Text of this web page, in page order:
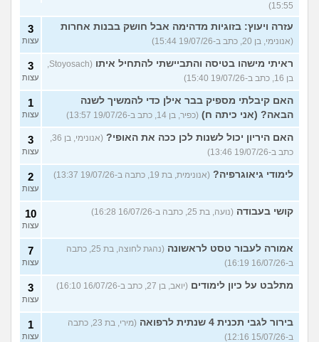
15:55)
עזרה ויעוץ: בזוגיות מדהימה אבל חושק בבנות אחרות
(אנונימי, בן 20, כתב ב-19/07/26 15:44)
3
עצות
ראיתי מישהו בטיסה והתביישתי להתחיל איתו
(Stoyosach,
בן 16, כתב ב-19/07/26 15:40)
3
עצות
האם קיבלתי מספיק בבר אילן כדי להמשיך לשנה
הבאה? (אני כיתה ח) (כפיר, בן 14, כתב ב-19/07/26 13:57)
1
עצות
האם היריון יכול לשנות לכן ככה את האופי?
(אנונימי, בן 36,
כתב ב-19/07/26 13:46)
3
עצות
לימודי גיאוגרפיה? (אנונימית, בת 19, כתבה ב-19/07/26 13:37) 2
עצות
קושי בעבודה (נועה, בת 25, כתבה ב-16/07/26 16:28) 10
עצות
אמורה לעבור טסט לראשונה
(נהגת לחוצה, בת 25, כתבה
ב-16/07/26 16:19)
7
עצות
מתלבט על כיון לימודים (יואב, בן 27, כתב ב-16/07/26 16:10) 3
עצות
בירור לגבי תכנית 4 שנתית לרפואה
(מירי, בת 23, כתבה
ב-15/07/26 12:16)
1
עצות